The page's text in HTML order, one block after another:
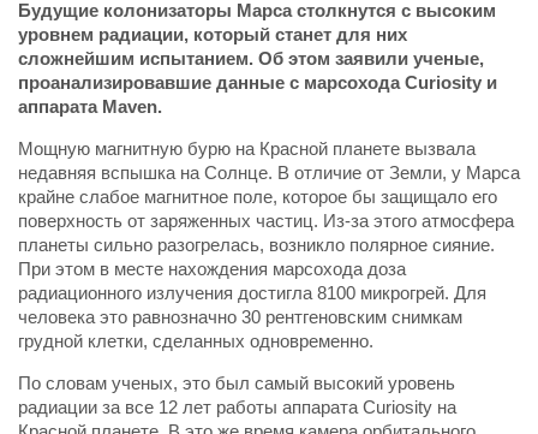
Будущие колонизаторы Марса столкнутся с высоким
уровнем радиации, который станет для них
сложнейшим испытанием. Об этом заявили ученые,
проанализировавшие данные с марсохода Curiosity и
аппарата Maven.
Мощную магнитную бурю на Красной планете вызвала
недавняя вспышка на Солнце. В отличие от Земли, у Марса
крайне слабое магнитное поле, которое бы защищало его
поверхность от заряженных частиц. Из-за этого атмосфера
планеты сильно разогрелась, возникло полярное сияние.
При этом в месте нахождения марсохода доза
радиационного излучения достигла 8100 микрогрей. Для
человека это равнозначно 30 рентгеновским снимкам
грудной клетки, сделанных одновременно.
По словам ученых, это был самый высокий уровень
радиации за все 12 лет работы аппарата Curiosity на